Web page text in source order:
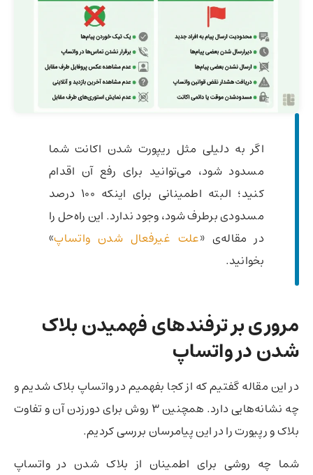
اگر به دلیلی مثل ریپورت شدن اکانت شما
مسدود شود، می‌توانید برای رفع آن اقدام
کنید؛ البته اطمینانی برای اینکه ۱۰۰ درصد
مسدودی برطرف شود، وجود ندارد. این راه‌حل را
در مقاله‌ی «علت غیرفعال شدن واتساپ»
بخوانید.
مروری بر ترفندهای فهمیدن بلاک
شدن در واتساپ
در این مقاله گفتیم که از کجا بفهمیم در واتساپ بلاک شدیم و
چه نشانه‌هایی دارد. همچنین ۳ روش برای دورزدن آن و تفاوت
بلاک و رپیورت را در این پیامرسان بررسی کردیم.
شما چه روشی برای اطمینان از بلاک شدن در واتساپ